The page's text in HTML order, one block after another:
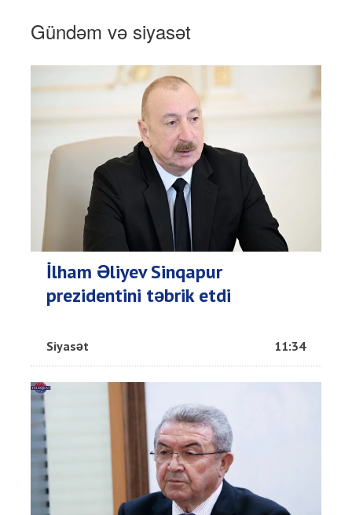
Gündəm və siyasət
İlham Əliyev Sinqapur
prezidentini təbrik etdi
Siyasət 11:34